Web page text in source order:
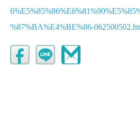
%87%BA%E4%BE%86-